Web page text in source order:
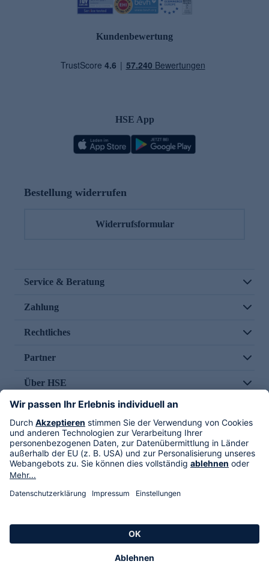
Kundenbewertung
HSE App
Bestellung widerrufen
Widerrufsformular
Service & Beratung
Zahlung
Rechtliches
Partner
Über HSE
Im TV
HSE International